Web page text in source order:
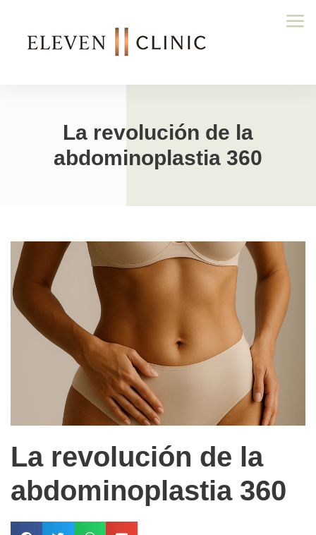
La revolución de la
abdominoplastia 360
La revolución de la
abdominoplastia 360